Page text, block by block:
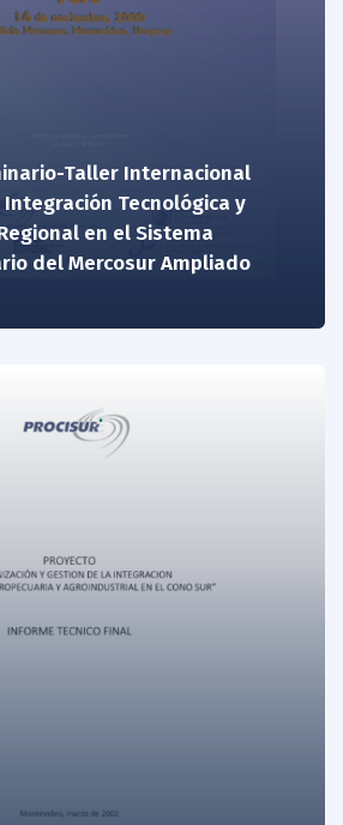
Taller Internacional
Tecnológica y
en el Sistema
del Mercosur Ampliado